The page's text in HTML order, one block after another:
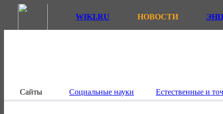
WIKI.RU НОВОСТИ
Сайты Социальные науки Естественные и